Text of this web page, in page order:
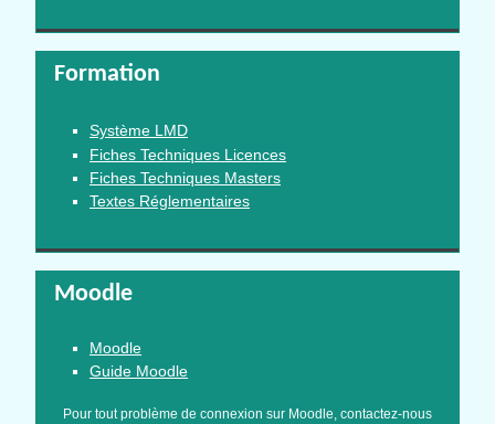
Formation
Système LMD
Fiches Techniques Licences
Fiches Techniques Masters
Textes Réglementaires
Moodle
Moodle
Guide Moodle
Pour tout problème de connexion sur Moodle, contactez-nous